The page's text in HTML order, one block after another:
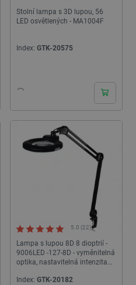
Stolní lampa s 3D lupou, 56
LED osvětlených - MA1004F
Index: GTK-20575
Lampa s lupou 8D 8 dioptrií -
9006LED -127-8D - vyměnitelná
optika, nastavitelná intenzita
5.0 (22)
Index: GTK-20182